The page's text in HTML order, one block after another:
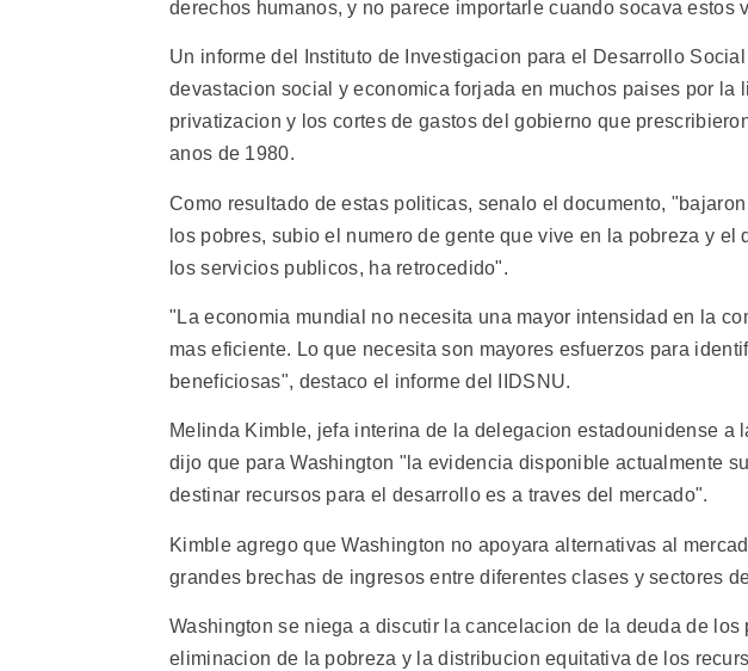
derechos humanos, y no parece importarle cuando socava estos
Un informe del Instituto de Investigacion para el Desarrollo
devastacion social y economica forjada en muchos paises por la
privatizacion y los cortes de gastos del gobierno que
anos de 1980.
Como resultado de estas politicas, senalo el documento,
los pobres, subio el numero de gente que vive en la pobreza y
los servicios publicos, ha retrocedido".
"La economia mundial no necesita una mayor intensidad en la
mas eficiente. Lo que necesita son mayores esfuerzos para
beneficiosas", destaco el informe del IIDSNU.
Melinda Kimble, jefa interina de la delegacion estadounidense a
dijo que para Washington "la evidencia disponible actualmente
destinar recursos para el desarrollo es a traves del mercado".
Kimble agrego que Washington no apoyara alternativas al
grandes brechas de ingresos entre diferentes clases y sectores
Washington se niega a discutir la cancelacion de la deuda de los
eliminacion de la pobreza y la distribucion equitativa de los